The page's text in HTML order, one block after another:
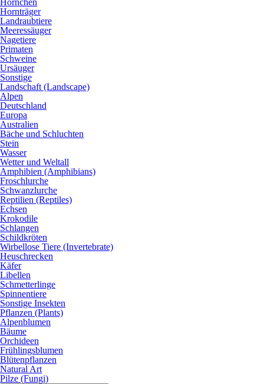
Hörnchen
Hornträger
Landraubtiere
Meeressäuger
Nagetiere
Primaten
Schweine
Ursäuger
Sonstige
Landschaft (Landscape)
Alpen
Deutschland
Europa
Australien
Bäche und Schluchten
Stein
Wasser
Wetter und Weltall
Amphibien (Amphibians)
Froschlurche
Schwanzlurche
Reptilien (Reptiles)
Echsen
Krokodile
Schlangen
Schildkröten
Wirbellose Tiere (Invertebrate)
Heuschrecken
Käfer
Libellen
Schmetterlinge
Spinnentiere
Sonstige Insekten
Pflanzen (Plants)
Alpenblumen
Bäume
Orchideen
Frühlingsblumen
Blütenpflanzen
Natural Art
Pilze (Fungi)